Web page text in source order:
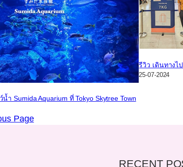
Sumida Aquarium ที่ Tokyo Skytree Town
รีวิว เดินทางไ
25-07-2024
Page
RECENT